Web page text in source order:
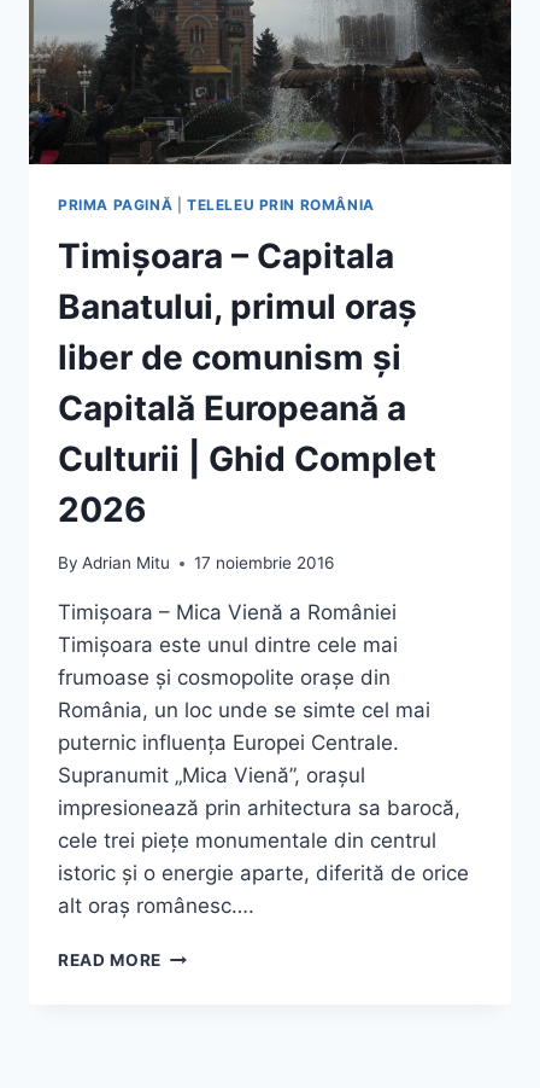
PRIMA PAGINĂ TELELEU PRIN ROMÂNIA
Timișoara – Capitala
Banatului, primul oraș
liber de comunism și
Capitală Europeană a
Culturii | Ghid Complet
2026
By Adrian Mitu 17 noiembrie 2016
Timișoara – Mica Vienă a României
Timișoara este unul dintre cele mai
frumoase și cosmopolite orașe din
România, un loc unde se simte cel mai
puternic influența Europei Centrale.
Supranumit „Mica Vienă”, orașul
impresionează prin arhitectura sa barocă,
cele trei piețe monumentale din centrul
istoric și o energie aparte, diferită de orice
alt oraș românesc….
READ MORE TIMIȘOARA